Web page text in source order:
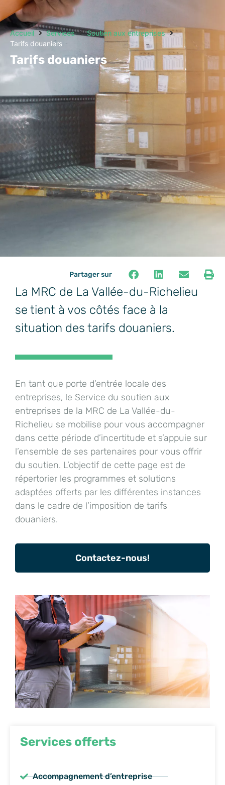
Accueil Services
Soutien aux entreprises
Tarifs douaniers
Tarifs douaniers
Partager sur
La MRC de La Vallée-du-Richelieu
se tient à vos côtés face à la
situation des tarifs douaniers.
En tant que porte d’entrée locale des
entreprises, le Service du soutien aux
entreprises de la MRC de La Vallée-du-
Richelieu se mobilise pour vous accompagner
dans cette période d’incertitude et s’appuie sur
l’ensemble de ses partenaires pour vous offrir
du soutien. L’objectif de cette page est de
répertorier les programmes et solutions
adaptées offerts par les différentes instances
dans le cadre de l’imposition de tarifs
douaniers.
Contactez-nous!
Services offerts
Accompagnement d’entreprise